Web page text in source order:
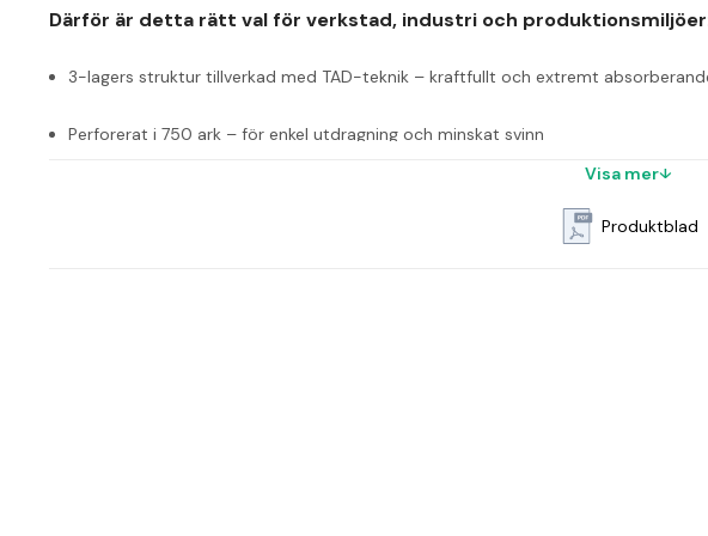
Därför är detta rätt val för verkstad, industri och
3-lagers struktur tillverkad med TAD-teknik – kraftfullt och extremt
Perforerat i 750 ark – för enkel utdragning och minskat svinn
För krävande rengöring med krav på både styrka och hygien
Visa mer
Produktblad